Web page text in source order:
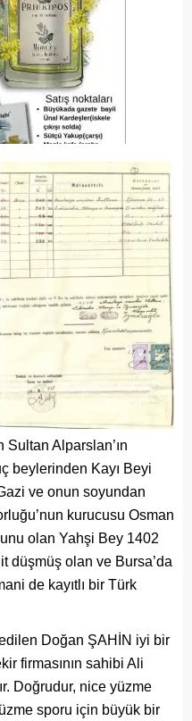
Alparslan’ın
beylerinden Kayı Beyi
ve onun soyundan
kurucusu Osman
olan Yahşi Bey 1402
düşmüş olan ve Bursa’da
de kayıtlı bir Türk
Doğan ŞAHİN iyi bir
firmasının sahibi Ali
Doğrudur, nice yüzme
sporu için büyük bir